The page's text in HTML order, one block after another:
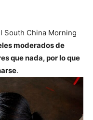
South China Morning
moderados de
que nada, por lo que
.